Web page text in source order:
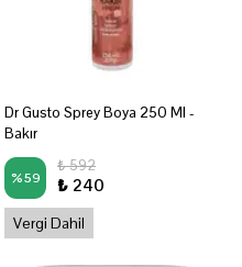
Dr Gusto Sprey Boya 250 Ml -
Bakır
%59
₺ 592
₺ 240
Vergi Dahil